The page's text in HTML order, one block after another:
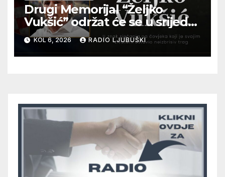
Drugi Memorijal “Željko
Vukšić” održat će se u srijedu
12. kolovoza u Otoku
KOL 6, 2026 RADIO LJUBUŠKI